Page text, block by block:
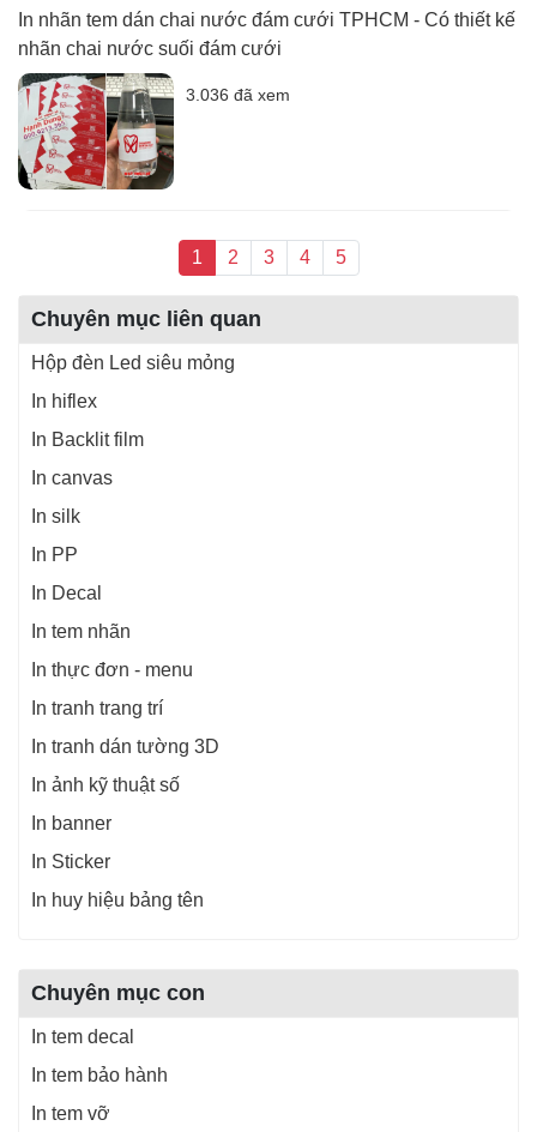
In nhãn tem dán chai nước đám cưới TPHCM - Có thiết kế
nhãn chai nước suối đám cưới
3.036 đã xem
1 2 3 4 5
Chuyên mục liên quan
Hộp đèn Led siêu mỏng
In hiflex
In Backlit film
In canvas
In silk
In PP
In Decal
In tem nhãn
In thực đơn - menu
In tranh trang trí
In tranh dán tường 3D
In ảnh kỹ thuật số
In banner
In Sticker
In huy hiệu bảng tên
Chuyên mục con
In tem decal
In tem bảo hành
In tem vỡ